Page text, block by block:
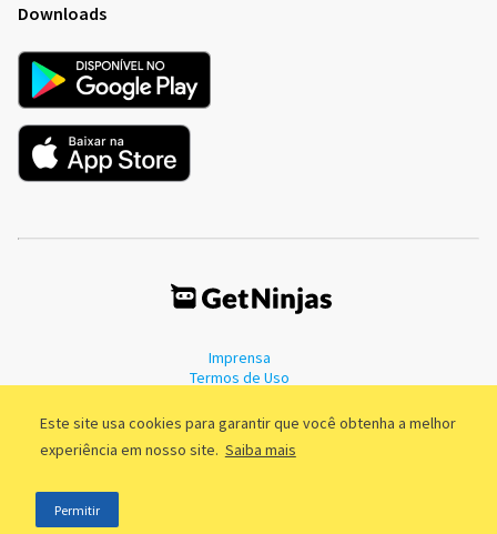
Este site usa cookies para garantir que você obtenha a melhor
experiência em nosso site. Saiba mais
Permitir
Downloads
Imprensa
Termos de Uso
©2011 - 2026, GetNinjas LTDA. CNPJ 55.744.877/0001-89 - Rua Dr.
Fernandes Coelho, 85 - 3º andar - São Paulo/SP - Brasil